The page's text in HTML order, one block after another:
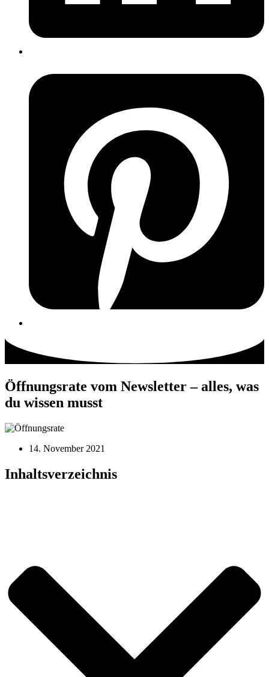
Öffnungsrate vom Newsletter – alles, was
du wissen musst
14. November 2021
Inhaltsverzeichnis